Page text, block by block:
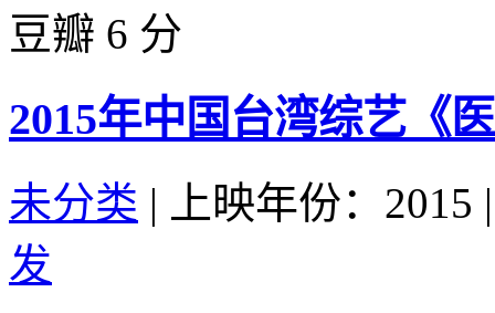
豆瓣 6 分
2015年中国台湾综艺《
未分类 | 上映年份：2015 |
发